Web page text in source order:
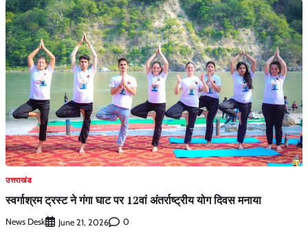
उत्तराखंड
स्वर्गाश्रम ट्रस्ट ने गंगा घाट पर 12वां अंतर्राष्ट्रीय योग दिवस मनाया
News Desk June 21, 2026 0